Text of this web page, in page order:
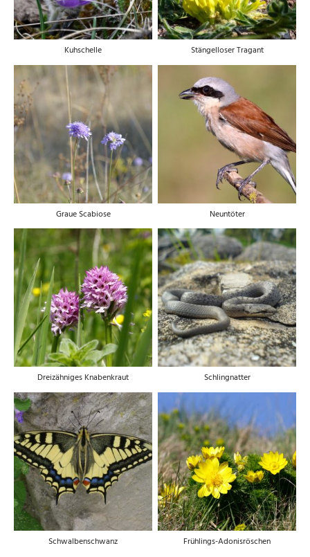
Kuhschelle Stängelloser Tragant
Graue Scabiose Neuntöter
Dreizähniges Knabenkraut Schlingnatter
Schwalbenschwanz Frühlings-Adonisröschen